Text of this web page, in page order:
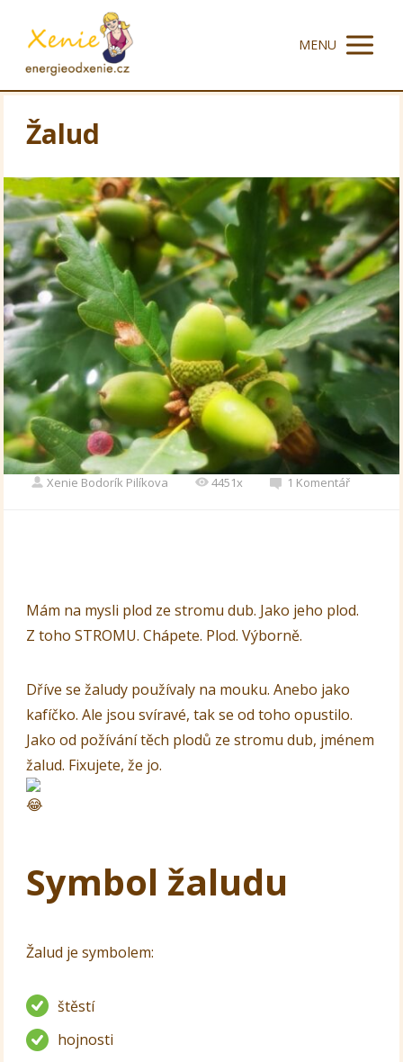
MENU
Žalud
Xenie Bodorík Pilíkova 4451x 1 Komentář
Mám na mysli plod ze stromu dub. Jako jeho plod.
Z toho STROMU. Chápete. Plod. Výborně.
Dříve se žaludy používaly na mouku. Anebo jako
kafíčko. Ale jsou svíravé, tak se od toho opustilo.
Jako od požívání těch plodů ze stromu dub, jménem
žalud. Fixujete, že jo.
Symbol žaludu
Žalud je symbolem:
štěstí
hojnosti